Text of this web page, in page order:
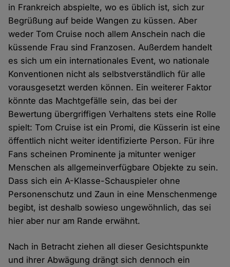
in Frankreich abspielte, wo es üblich ist, sich zur
Begrüßung auf beide Wangen zu küssen. Aber
weder Tom Cruise noch allem Anschein nach die
küssende Frau sind Franzosen. Außerdem handelt
es sich um ein internationales Event, wo nationale
Konventionen nicht als selbstverständlich für alle
vorausgesetzt werden können. Ein weiterer Faktor
könnte das Machtgefälle sein, das bei der
Bewertung übergriffigen Verhaltens stets eine Rolle
spielt: Tom Cruise ist ein Promi, die Küsserin ist eine
öffentlich nicht weiter identifizierte Person. Für ihre
Fans scheinen Prominente ja mitunter weniger
Menschen als allgemeinverfügbare Objekte zu sein.
Dass sich ein A-Klasse-Schauspieler ohne
Personenschutz und Zaun in eine Menschenmenge
begibt, ist deshalb sowieso ungewöhnlich, das sei
hier aber nur am Rande erwähnt.
Nach in Betracht ziehen all dieser Gesichtspunkte
und ihrer Abwägung drängt sich dennoch ein